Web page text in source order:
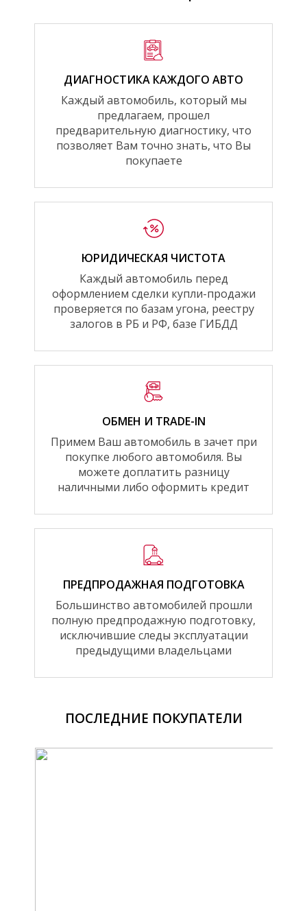
ДИАГНОСТИКА КАЖДОГО АВТО
Каждый автомобиль, который мы
предлагаем, прошел
предварительную диагностику, что
позволяет Вам точно знать, что Вы
покупаете
ЮРИДИЧЕСКАЯ ЧИСТОТА
Каждый автомобиль перед
оформлением сделки купли-продажи
проверяется по базам угона, реестру
залогов в РБ и РФ, базе ГИБДД
ОБМЕН И TRADE-IN
Примем Ваш автомобиль в зачет при
покупке любого автомобиля. Вы
можете доплатить разницу
наличными либо оформить кредит
ПРЕДПРОДАЖНАЯ ПОДГОТОВКА
Большинство автомобилей прошли
полную предпродажную подготовку,
исключившие следы эксплуатации
предыдущими владельцами
ПОСЛЕДНИЕ ПОКУПАТЕЛИ